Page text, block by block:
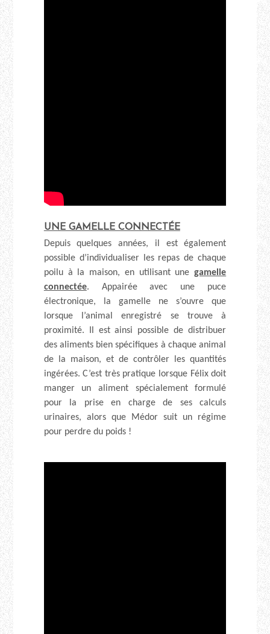
UNE GAMELLE CONNECTÉE
Depuis quelques années, il est également
possible d’individualiser les repas de chaque
poilu à la maison, en utilisant unegamelle
connectée. Appairée avec une puce
électronique, la gamelle ne s’ouvre que
lorsque l’animal enregistré se trouve à
proximité. Il est ainsi possible de distribuer
des aliments bien spécifiques à chaque animal
de la maison, et de contrôler les quantités
ingérées. C’est très pratique lorsque Félix doit
manger un aliment spécialement formulé
pour la prise en charge de ses calculs
urinaires, alors que Médor suit un régime
pour perdre du poids !